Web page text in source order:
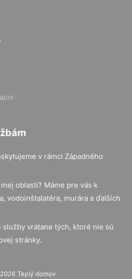
v rámci Západného
oblasti? Máme pre vás k
vodoinštalatéra, murára a ďalších
služby vrátane tých, ktoré nie sú
stránky.
Teplý domov